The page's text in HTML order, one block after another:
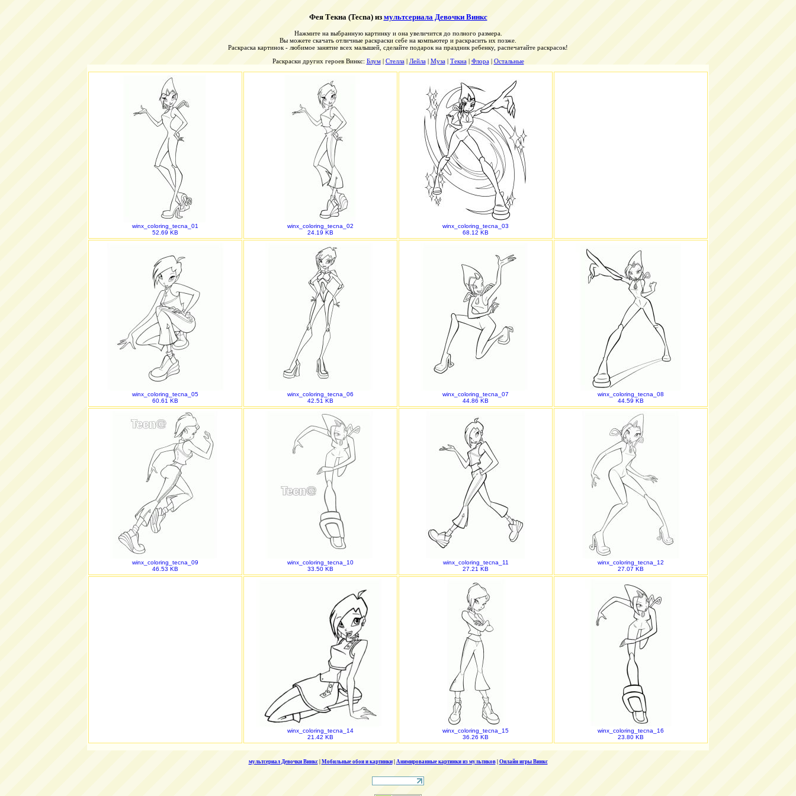
Фея Текна (Tecna) из мультсериала Девочки Винкс
Нажмите на выбранную картинку и она увеличится до полного размера.
Вы можете скачать отличные раскраски себе на компьютер и раскрасить их позже.
Раскраска картинок - любимое занятие всех малышей, сделайте подарок на праздник ребенку, распечатайте раскрасок!
Раскраски других героев Винкс: Блум| Стелла| Лейла| Муза| Текна| Флора| Остальные
winx_coloring_tecna_01
52.69 KB
winx_coloring_tecna_02
24.19 KB
winx_coloring_tecna_03
68.12 KB
winx_coloring_tecna_05
60.61 KB
winx_coloring_tecna_06
42.51 KB
winx_coloring_tecna_07
44.86 KB
winx_coloring_tecna_08
44.59 KB
winx_coloring_tecna_09
46.53 KB
winx_coloring_tecna_10
33.50 KB
winx_coloring_tecna_11
27.21 KB
winx_coloring_tecna_12
27.07 KB
winx_coloring_tecna_14
21.42 KB
winx_coloring_tecna_15
36.26 KB
winx_coloring_tecna_16
23.80 KB
мультсериал Девочки Винкс| Мобильные обои и картинки| Анимированные картинки из мультиков| Онлайн игры Винкс